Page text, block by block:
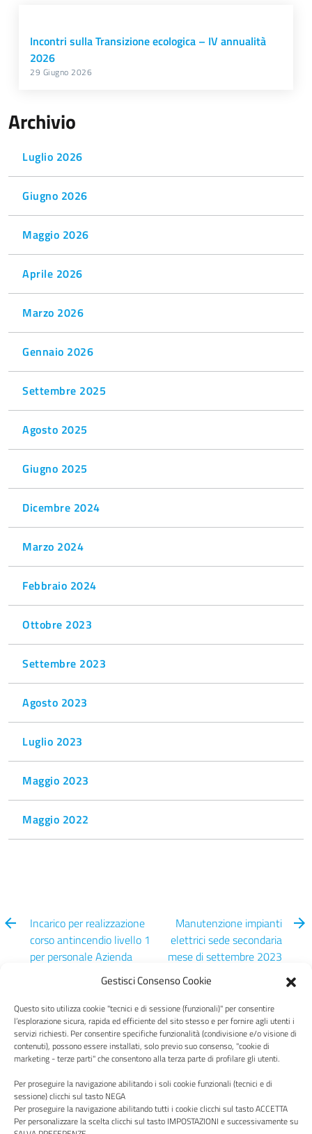
Gestisci Consenso Cookie
Questo sito utilizza cookie "tecnici e di sessione (funzionali)" per consentire
l’esplorazione sicura, rapida ed efficiente del sito stesso e per fornire agli utenti i
servizi richiesti. Per consentire specifiche funzionalità (condivisione e/o visione di
contenuti), possono essere installati, solo previo suo consenso, "cookie di
marketing - terze parti" che consentono alla terza parte di profilare gli utenti.
Per proseguire la navigazione abilitando i soli cookie funzionali (tecnici e di
sessione) clicchi sul tasto NEGA
Per proseguire la navigazione abilitando tutti i cookie clicchi sul tasto ACCETTA
Per personalizzare la scelta clicchi sul tasto IMPOSTAZIONI e successivamente su
Incontri sulla Transizione ecologica – IV annualità
2026
29 Giugno 2026
Archivio
Luglio 2026
Giugno 2026
Maggio 2026
Aprile 2026
Marzo 2026
Gennaio 2026
Settembre 2025
Agosto 2025
Giugno 2025
Dicembre 2024
Marzo 2024
Febbraio 2024
Ottobre 2023
Settembre 2023
Agosto 2023
Luglio 2023
Maggio 2023
Maggio 2022
Incarico per realizzazione
corso antincendio livello 1
per personale Azienda
Manutenzione impianti
elettrici sede secondaria
mese di settembre 2023
Centro Italia